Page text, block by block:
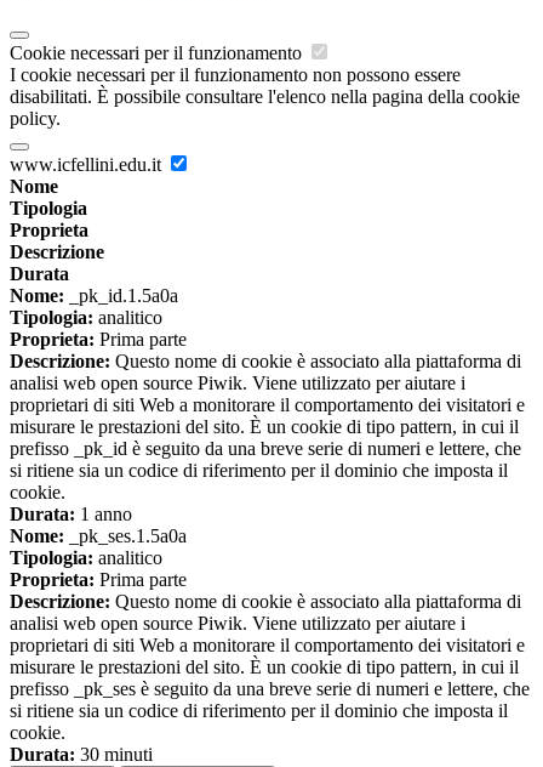
Cookie necessari per il funzionamento
I cookie necessari per il funzionamento non possono essere
disabilitati. È possibile consultare l'elenco nella pagina della cookie
policy.
www.icfellini.edu.it
Nome
Tipologia
Proprieta
Descrizione
Durata
Nome: _pk_id.1.5a0a
Tipologia: analitico
Proprieta: Prima parte
Descrizione: Questo nome di cookie è associato alla piattaforma di
analisi web open source Piwik. Viene utilizzato per aiutare i
proprietari di siti Web a monitorare il comportamento dei visitatori e
misurare le prestazioni del sito. È un cookie di tipo pattern, in cui il
prefisso _pk_id è seguito da una breve serie di numeri e lettere, che
si ritiene sia un codice di riferimento per il dominio che imposta il
cookie.
Durata: 1 anno
Nome: _pk_ses.1.5a0a
Tipologia: analitico
Proprieta: Prima parte
Descrizione: Questo nome di cookie è associato alla piattaforma di
analisi web open source Piwik. Viene utilizzato per aiutare i
proprietari di siti Web a monitorare il comportamento dei visitatori e
misurare le prestazioni del sito. È un cookie di tipo pattern, in cui il
prefisso _pk_ses è seguito da una breve serie di numeri e lettere, che
si ritiene sia un codice di riferimento per il dominio che imposta il
cookie.
Durata: 30 minuti